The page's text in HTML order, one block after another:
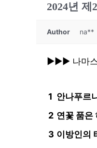
2024년
Author na**
▶▶▶ 나마스
1 안나푸르
2 연꽃 품은
3 이방인의